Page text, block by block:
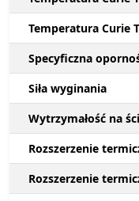
Temperatura Curie
Specyficzna
Siła wyginania
Wytrzymałość na
Rozszerzenie
Rozszerzenie